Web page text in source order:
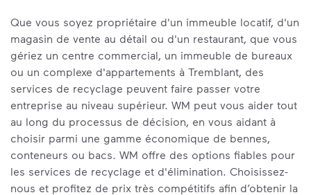
Que vous soyez propriétaire d'un immeuble locatif, d'un
magasin de vente au détail ou d'un restaurant, que vous
gériez un centre commercial, un immeuble de bureaux
ou un complexe d'appartements à Tremblant, des
services de recyclage peuvent faire passer votre
entreprise au niveau supérieur. WM peut vous aider tout
au long du processus de décision, en vous aidant à
choisir parmi une gamme économique de bennes,
conteneurs ou bacs. WM offre des options fiables pour
les services de recyclage et d'élimination. Choisissez-
nous et profitez de prix très compétitifs afin d’obtenir la